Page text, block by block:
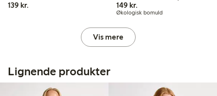
139 kr.
149 kr.
Økologisk bomuld
Vis mere
Lignende produkter